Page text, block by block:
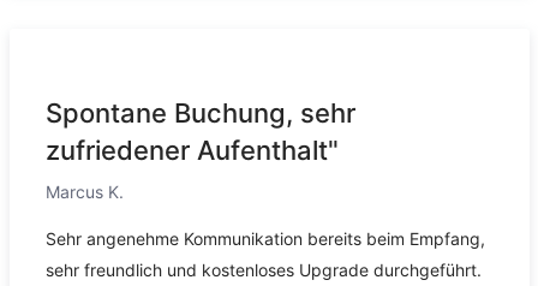
Spontane Buchung, sehr
zufriedener Aufenthalt"
Marcus K.
Sehr angenehme Kommunikation bereits beim Empfang,
sehr freundlich und kostenloses Upgrade durchgeführt.